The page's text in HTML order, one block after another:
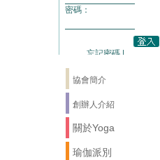
協會簡介
創辦人介紹
關於Yoga
瑜伽派別